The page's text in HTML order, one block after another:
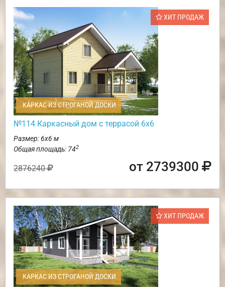
ХИТ ПРОДАЖ
КАРКАС ИЗ СТРОГАНОЙ ДОСКИ
№114 Каркасный дом с террасой 6х6
Размер: 6х6 м
Общая площадь: 742
2876240 от 2739300
ХИТ ПРОДАЖ
КАРКАС ИЗ СТРОГАНОЙ ДОСКИ